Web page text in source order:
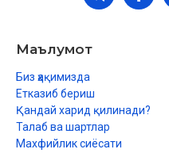
Маълумот
Биз ҳақимизда
Етказиб бериш
Қандай харид қилинади?
Талаб ва шартлар
Махфийлик сиёсати